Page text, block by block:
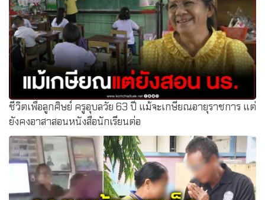
ชีวิตเพื่อลูกศิษย์ ครูอุบลวัย 63 ปี แม้จะเกษียณอายุราชการ แต่
ยังคงอาสาสอนหนังสือนักเรียนต่อ